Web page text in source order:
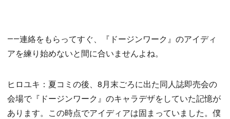
――連絡をもらってすぐ、『ドージンワーク』のアイディ
アを練り始めないと間に合いませんよね。
ヒロユキ：夏コミの後、8月末ごろに出た同人誌即売会の
会場で『ドージンワーク』のキャラデザをしていた記憶が
あります。この時点でアイディアは固まっていました。僕